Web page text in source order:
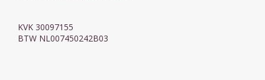
KVK 30097155
BTW NL007450242B03